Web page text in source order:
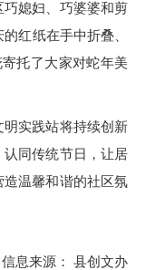
巧媳妇、巧婆婆和剪
红纸在手中折叠、
托了大家对蛇年美
实践站将持续创新
同传统节日，让居
造温馨和谐的社区氛
信息来源： 县创文办